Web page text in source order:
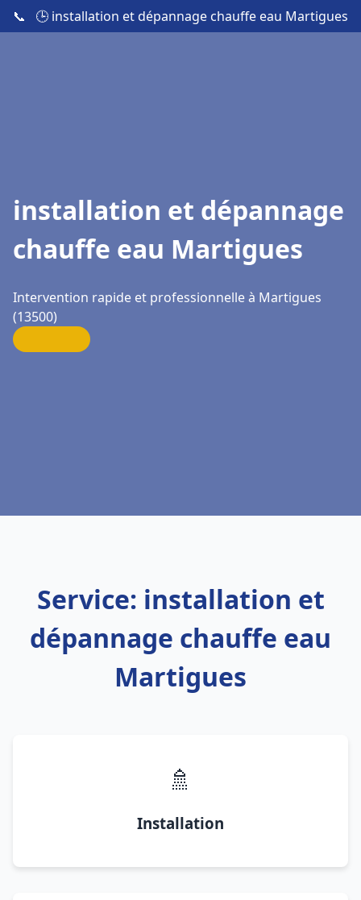
📞 🕒 installation et dépannage chauffe eau Martigues
installation et dépannage
chauffe eau Martigues
Intervention rapide et professionnelle à Martigues
(13500)
Service: installation et
dépannage chauffe eau
Martigues
🚿
Installation